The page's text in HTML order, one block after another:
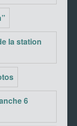
la station
6